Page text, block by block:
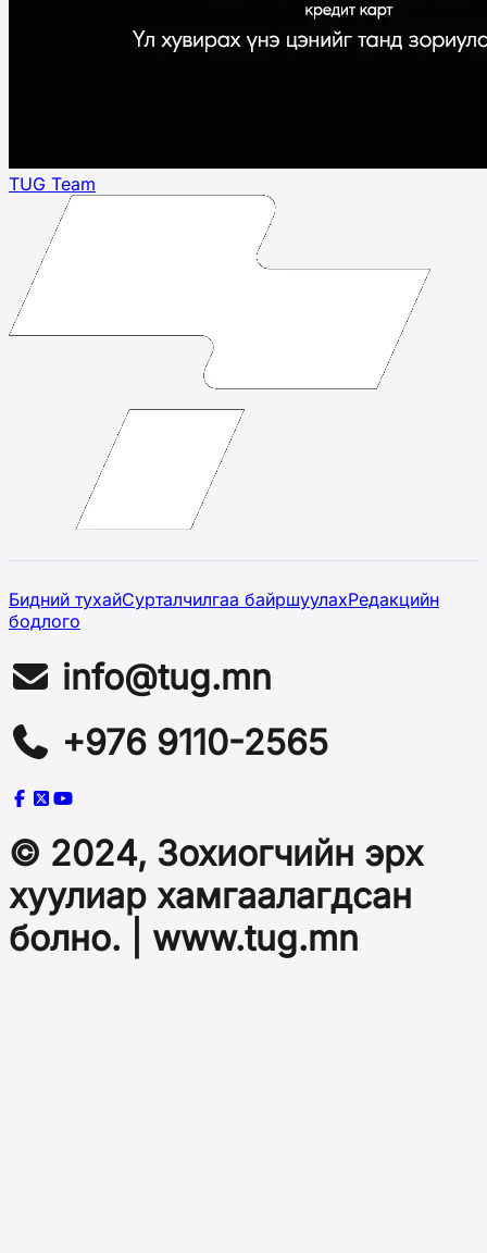
TUG Team
Бидний тухайСурталчилгаа байршуулахРедакцийн
бодлого
info@tug.mn
+976 9110-2565
© 2024, Зохиогчийн эрх
хуулиар хамгаалагдсан
болно. | www.tug.mn